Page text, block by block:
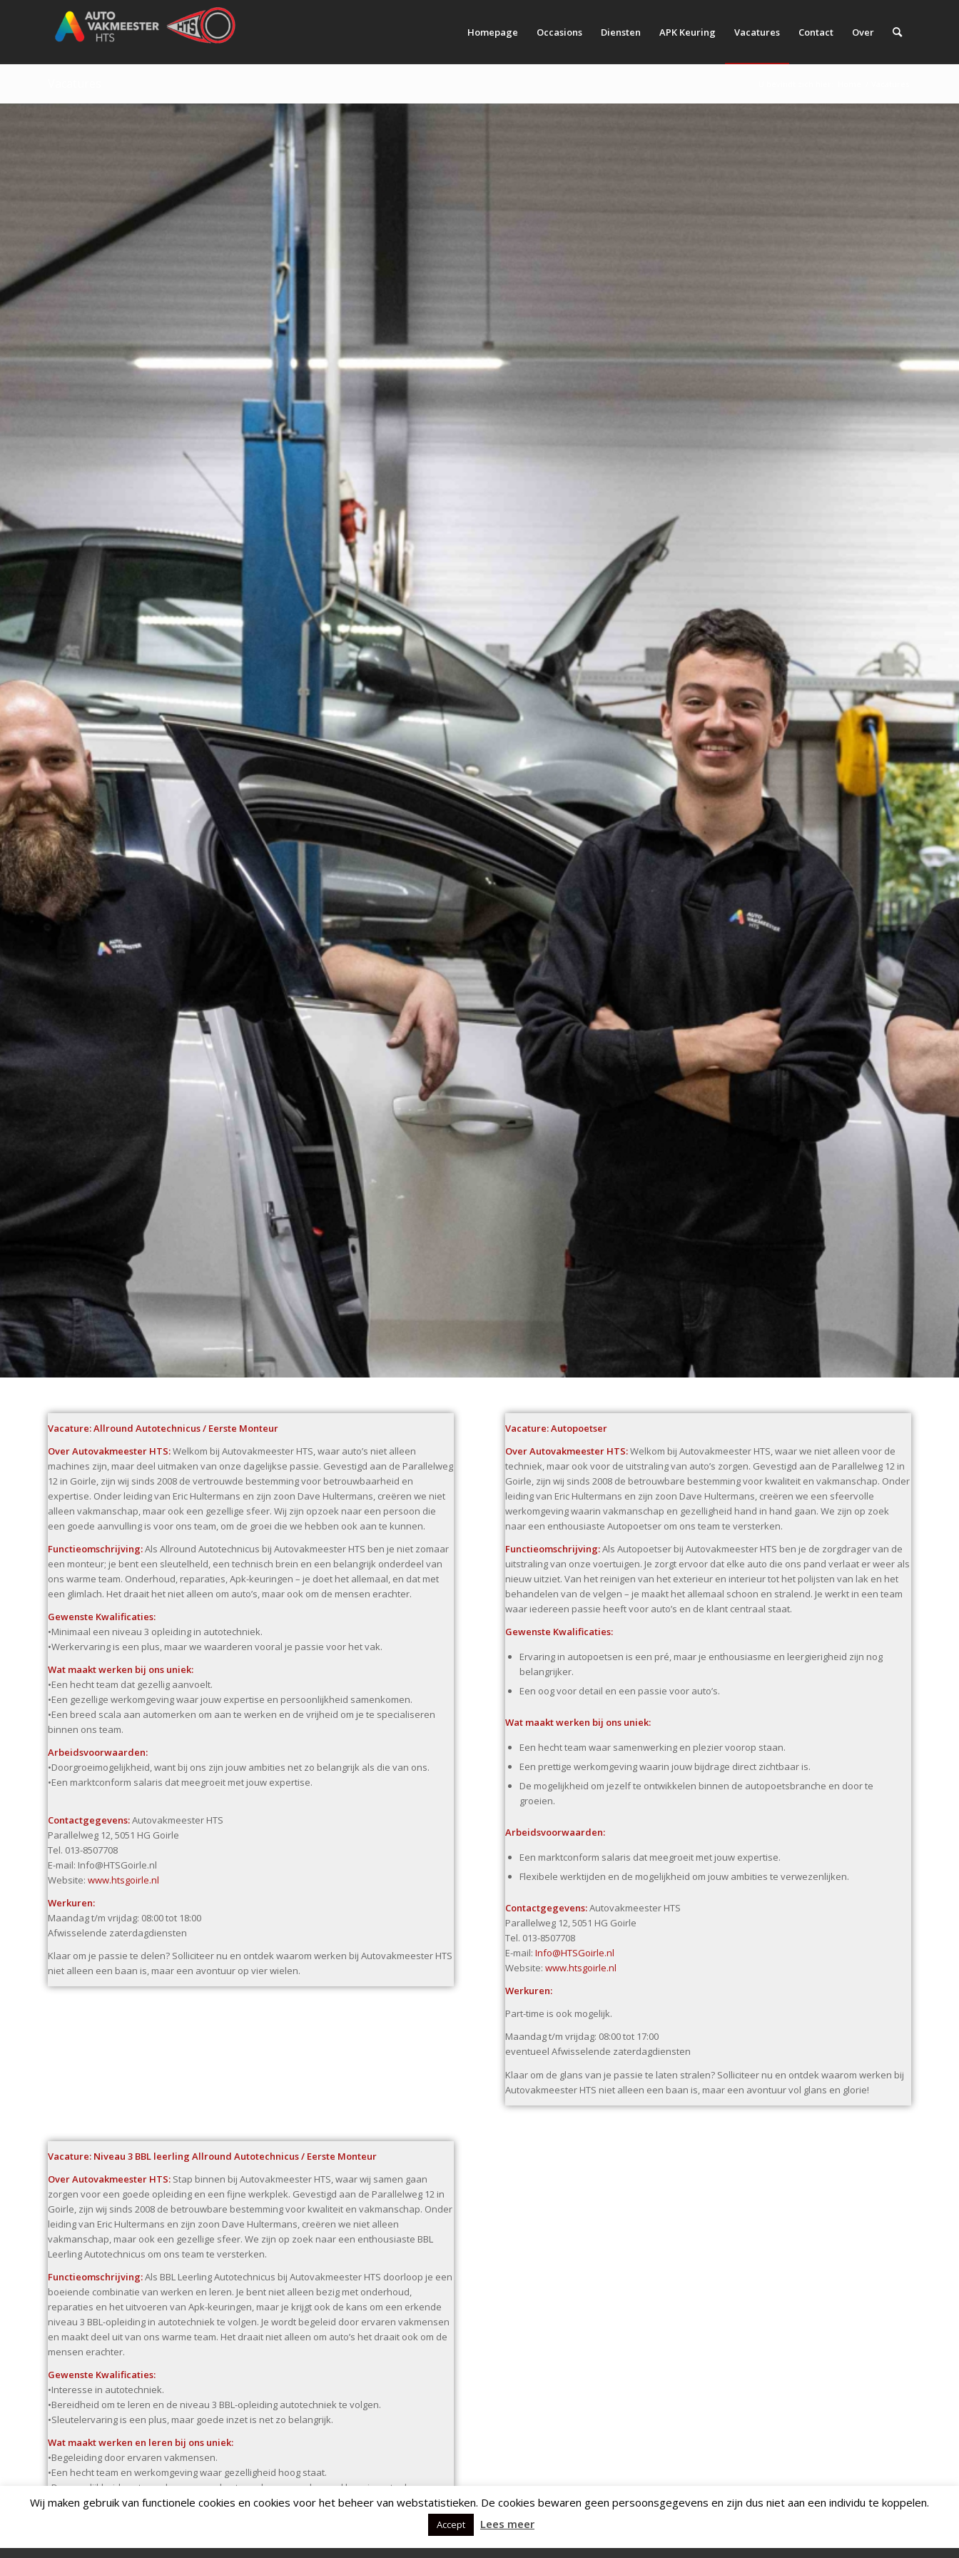
Homepage Occasions Diensten APK Keuring Vacatures Contact Over
Vacature: Allround Autotechnicus / Eerste Monteur
Over Autovakmeester HTS:Welkom bij Autovakmeester HTS, waar auto’s niet alleen
machines zijn, maar deel uitmaken van onze dagelijkse passie. Gevestigd aan de Parallelweg
12 in Goirle, zijn wij sinds 2008 de vertrouwde bestemming voor betrouwbaarheid en
expertise. Onder leiding van Eric Hultermans en zijn zoon Dave Hultermans, creëren we niet
alleen vakmanschap, maar ook een gezellige sfeer. Wij zijn opzoek naar een persoon die
een goede aanvulling is voor ons team, om de groei die we hebben ook aan te kunnen.
Functieomschrijving:Als Allround Autotechnicus bij Autovakmeester HTS ben je niet zomaar
een monteur; je bent een sleutelheld, een technisch brein en een belangrijk onderdeel van
ons warme team. Onderhoud, reparaties, Apk-keuringen – je doet het allemaal, en dat met
een glimlach. Het draait het niet alleen om auto’s, maar ook om de mensen erachter.
Gewenste Kwalificaties:
•Minimaal een niveau 3 opleiding in autotechniek.
•Werkervaring is een plus, maar we waarderen vooral je passie voor het vak.
Wat maakt werken bij ons uniek:
•Een hecht team dat gezellig aanvoelt.
•Een gezellige werkomgeving waar jouw expertise en persoonlijkheid samenkomen.
•Een breed scala aan automerken om aan te werken en de vrijheid om je te specialiseren
binnen ons team.
Arbeidsvoorwaarden:
•Doorgroeimogelijkheid, want bij ons zijn jouw ambities net zo belangrijk als die van ons.
•Een marktconform salaris dat meegroeit met jouw expertise.
Contactgegevens:Autovakmeester HTS
Parallelweg 12, 5051 HG Goirle
Tel. 013-8507708
E-mail: Info@HTSGoirle.nl
Website: www.htsgoirle.nl
Werkuren:
Maandag t/m vrijdag: 08:00 tot 18:00
Afwisselende zaterdagdiensten
Klaar om je passie te delen? Solliciteer nu en ontdek waarom werken bij Autovakmeester HTS
niet alleen een baan is, maar een avontuur op vier wielen.
Vacature: Autopoetser
Over Autovakmeester HTS:Welkom bij Autovakmeester HTS, waar we niet alleen voor de
techniek, maar ook voor de uitstraling van auto’s zorgen. Gevestigd aan de Parallelweg 12 in
Goirle, zijn wij sinds 2008 de betrouwbare bestemming voor kwaliteit en vakmanschap. Onder
leiding van Eric Hultermans en zijn zoon Dave Hultermans, creëren we een sfeervolle
werkomgeving waarin vakmanschap en gezelligheid hand in hand gaan. We zijn op zoek
naar een enthousiaste Autopoetser om ons team te versterken.
Functieomschrijving:Als Autopoetser bij Autovakmeester HTS ben je de zorgdrager van de
uitstraling van onze voertuigen. Je zorgt ervoor dat elke auto die ons pand verlaat er weer als
nieuw uitziet. Van het reinigen van het exterieur en interieur tot het polijsten van lak en het
behandelen van de velgen – je maakt het allemaal schoon en stralend. Je werkt in een team
waar iedereen passie heeft voor auto’s en de klant centraal staat.
Gewenste Kwalificaties:
Ervaring in autopoetsen is een pré, maar je enthousiasme en leergierigheid zijn nog
belangrijker.
Een oog voor detail en een passie voor auto’s.
Wat maakt werken bij ons uniek:
Een hecht team waar samenwerking en plezier voorop staan.
Een prettige werkomgeving waarin jouw bijdrage direct zichtbaar is.
De mogelijkheid om jezelf te ontwikkelen binnen de autopoetsbranche en door te
groeien.
Arbeidsvoorwaarden:
Een marktconform salaris dat meegroeit met jouw expertise.
Flexibele werktijden en de mogelijkheid om jouw ambities te verwezenlijken.
Contactgegevens:Autovakmeester HTS
Parallelweg 12, 5051 HG Goirle
Tel. 013-8507708
E-mail:Info@HTSGoirle.nl
Website:www.htsgoirle.nl
Werkuren:
Part-time is ook mogelijk.
Maandag t/m vrijdag: 08:00 tot 17:00
eventueel Afwisselende zaterdagdiensten
Klaar om de glans van je passie te laten stralen? Solliciteer nu en ontdek waarom werken bij
Autovakmeester HTS niet alleen een baan is, maar een avontuur vol glans en glorie!
Vacature: Niveau 3 BBL leerling Allround Autotechnicus / Eerste Monteur
Over Autovakmeester HTS: Stap binnen bij Autovakmeester HTS, waar wij samen gaan
zorgen voor een goede opleiding en een fijne werkplek. Gevestigd aan de Parallelweg 12 in
Goirle, zijn wij sinds 2008 de betrouwbare bestemming voor kwaliteit en vakmanschap. Onder
leiding van Eric Hultermans en zijn zoon Dave Hultermans, creëren we niet alleen
vakmanschap, maar ook een gezellige sfeer. We zijn op zoek naar een enthousiaste BBL
Leerling Autotechnicus om ons team te versterken.
Functieomschrijving:Als BBL Leerling Autotechnicus bij Autovakmeester HTS doorloop je een
boeiende combinatie van werken en leren. Je bent niet alleen bezig met onderhoud,
reparaties en het uitvoeren van Apk-keuringen, maar je krijgt ook de kans om een erkende
niveau 3 BBL-opleiding in autotechniek te volgen. Je wordt begeleid door ervaren vakmensen
en maakt deel uit van ons warme team. Het draait niet alleen om auto’s het draait ook om de
mensen erachter.
Gewenste Kwalificaties:
•Interesse in autotechniek.
•Bereidheid om te leren en de niveau 3 BBL-opleiding autotechniek te volgen.
•Sleutelervaring is een plus, maar goede inzet is net zo belangrijk.
Wat maakt werken en leren bij ons uniek:
•Begeleiding door ervaren vakmensen.
•Een hecht team en werkomgeving waar gezelligheid hoog staat.
•De mogelijkheid om te werken aan veel automerken en zo dus veel kennis op te doen.
•Doorgroeimogelijkheid, Zoals uitgroeien na de opleiding tot technisch specialist.
Wij maken gebruik van functionele cookies en cookies voor het beheer van webstatistieken. De cookies bewaren geen persoonsgegevens en zijn dus niet aan een individu te koppelen.
Accept Lees meer